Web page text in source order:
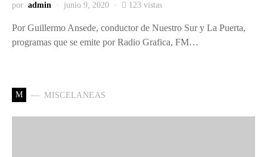
por admin junio 9, 2020 123 vistas
Por Guillermo Ansede, conductor de Nuestro Sur y La Puerta,
programas que se emite por Radio Grafica, FM…
M MISCELANEAS